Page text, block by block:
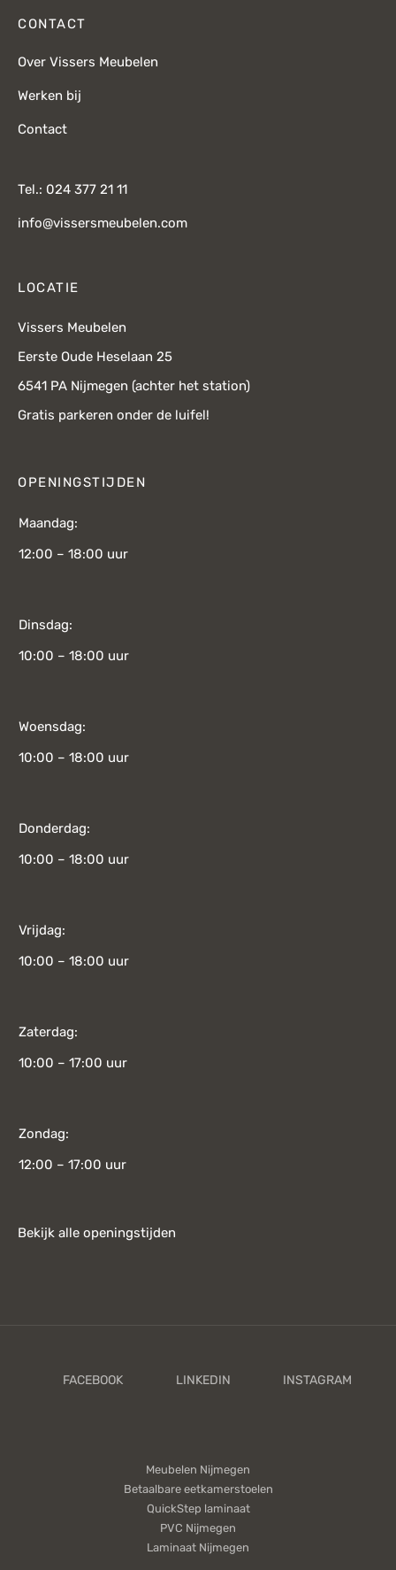
CONTACT
Over Vissers Meubelen
Werken bij
Contact
Tel.: 024 377 21 11
info@vissersmeubelen.com
LOCATIE
Vissers Meubelen
Eerste Oude Heselaan 25
6541 PA Nijmegen (achter het station)
Gratis parkeren onder de luifel!
OPENINGSTIJDEN
Maandag:
12:00 – 18:00 uur
Dinsdag:
10:00 – 18:00 uur
Woensdag:
10:00 – 18:00 uur
Donderdag:
10:00 – 18:00 uur
Vrijdag:
10:00 – 18:00 uur
Zaterdag:
10:00 – 17:00 uur
Zondag:
12:00 – 17:00 uur
Bekijk alle openingstijden
Meubelen Nijmegen
Betaalbare eetkamerstoelen
QuickStep laminaat
PVC Nijmegen
Laminaat Nijmegen